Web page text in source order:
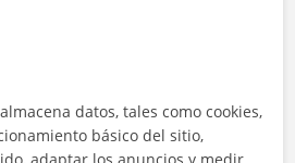
aviso legaly deprivacidad
datos, tales como cookies,
básico del sitio,